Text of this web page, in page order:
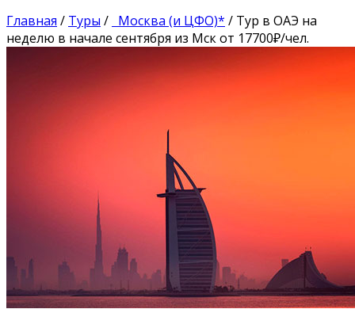
Главная / Туры / Москва (и ЦФО)* / Тур в ОАЭ на
неделю в начале сентября из Мск от 17700₽/чел.